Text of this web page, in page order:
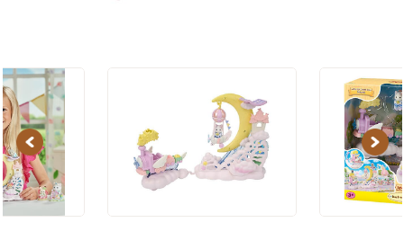
Previous Next